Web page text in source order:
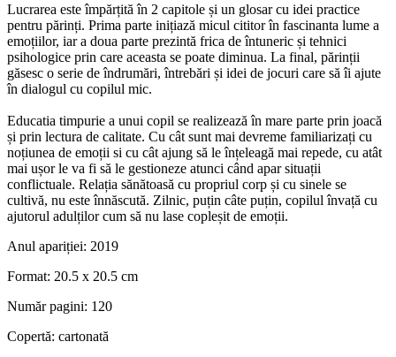
Lucrarea este împărțită în 2 capitole și un glosar cu idei practice
pentru părinți. Prima parte inițiază micul cititor în fascinanta lume a
emoțiilor, iar a doua parte prezintă frica de întuneric și tehnici
psihologice prin care aceasta se poate diminua. La final, părinții
găsesc o serie de îndrumări, întrebări și idei de jocuri care să îi ajute
în dialogul cu copilul mic.
Educatia timpurie a unui copil se realizează în mare parte prin joacă
și prin lectura de calitate. Cu cât sunt mai devreme familiarizați cu
noțiunea de emoții si cu cât ajung să le înțeleagă mai repede, cu atât
mai ușor le va fi să le gestioneze atunci când apar situații
conflictuale. Relația sănătoasă cu propriul corp și cu sinele se
cultivă, nu este înnăscută. Zilnic, puțin câte puțin, copilul învață cu
ajutorul adulților cum să nu lase copleșit de emoții.
Anul apariției: 2019
Format: 20.5 x 20.5 cm
Număr pagini: 120
Copertă: cartonată